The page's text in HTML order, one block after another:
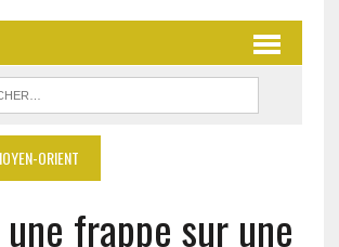
ORIENT
frappe sur une